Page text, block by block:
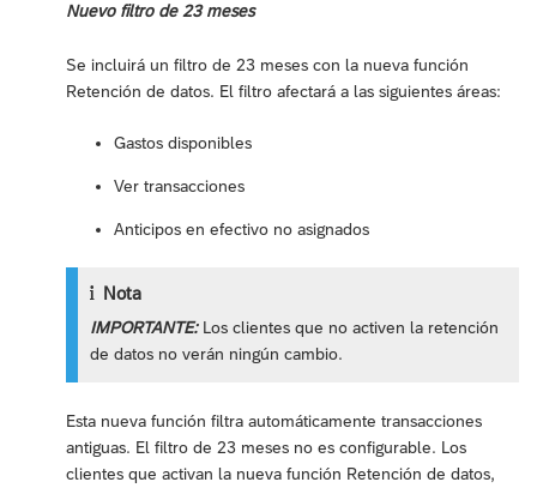
Nuevo filtro de 23 meses
Se incluirá un filtro de 23 meses con la nueva función
Retención de datos. El filtro afectará a las siguientes áreas:
Gastos disponibles
Ver transacciones
Anticipos en efectivo no asignados
Nota
IMPORTANTE:Los clientes que no activen la retención
de datos no verán ningún cambio.
Esta nueva función filtra automáticamente transacciones
antiguas. El filtro de 23 meses no es configurable. Los
clientes que activan la nueva función Retención de datos,